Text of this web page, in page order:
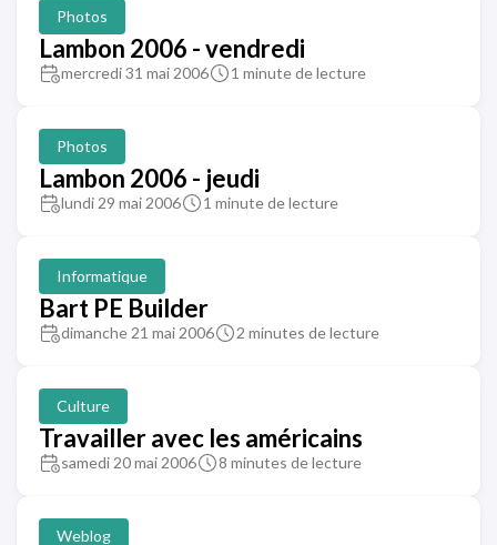
Photos
Lambon 2006 - vendredi
mercredi 31 mai 2006 1 minute de lecture
Photos
Lambon 2006 - jeudi
lundi 29 mai 2006 1 minute de lecture
Informatique
Bart PE Builder
dimanche 21 mai 2006 2 minutes de lecture
Culture
Travailler avec les américains
samedi 20 mai 2006 8 minutes de lecture
Weblog